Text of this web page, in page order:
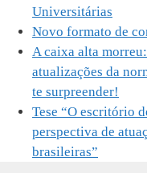
Universitárias
Novo formato de
A caixa alta
atualizações da
te surpreender!
Tese “O escritório
perspectiva de
brasileiras”